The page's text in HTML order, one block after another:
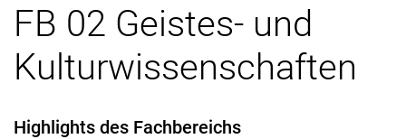
FB 02 Geistes- und
Kulturwissenschaften
Highlights des Fachbereichs